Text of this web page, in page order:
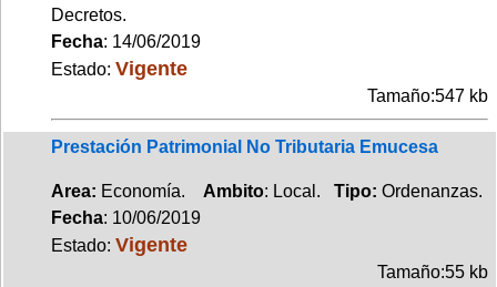
Decretos.
Fecha: 14/06/2019
Estado: Vigente
Tamaño:547 kb
Prestación Patrimonial No Tributaria Emucesa
Area: Economía. Ambito: Local. Tipo: Ordenanzas.
Fecha: 10/06/2019
Estado: Vigente
Tamaño:55 kb